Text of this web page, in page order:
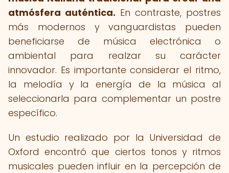
atmósfera auténtica. En contraste, postres
más modernos y vanguardistas pueden
beneficiarse de música electrónica o
ambiental para realzar su carácter
innovador. Es importante considerar el ritmo,
la melodía y la energía de la música al
seleccionarla para complementar un postre
específico.
Un estudio realizado por la Universidad de
Oxford encontró que ciertos tonos y ritmos
musicales pueden influir en la percepción de